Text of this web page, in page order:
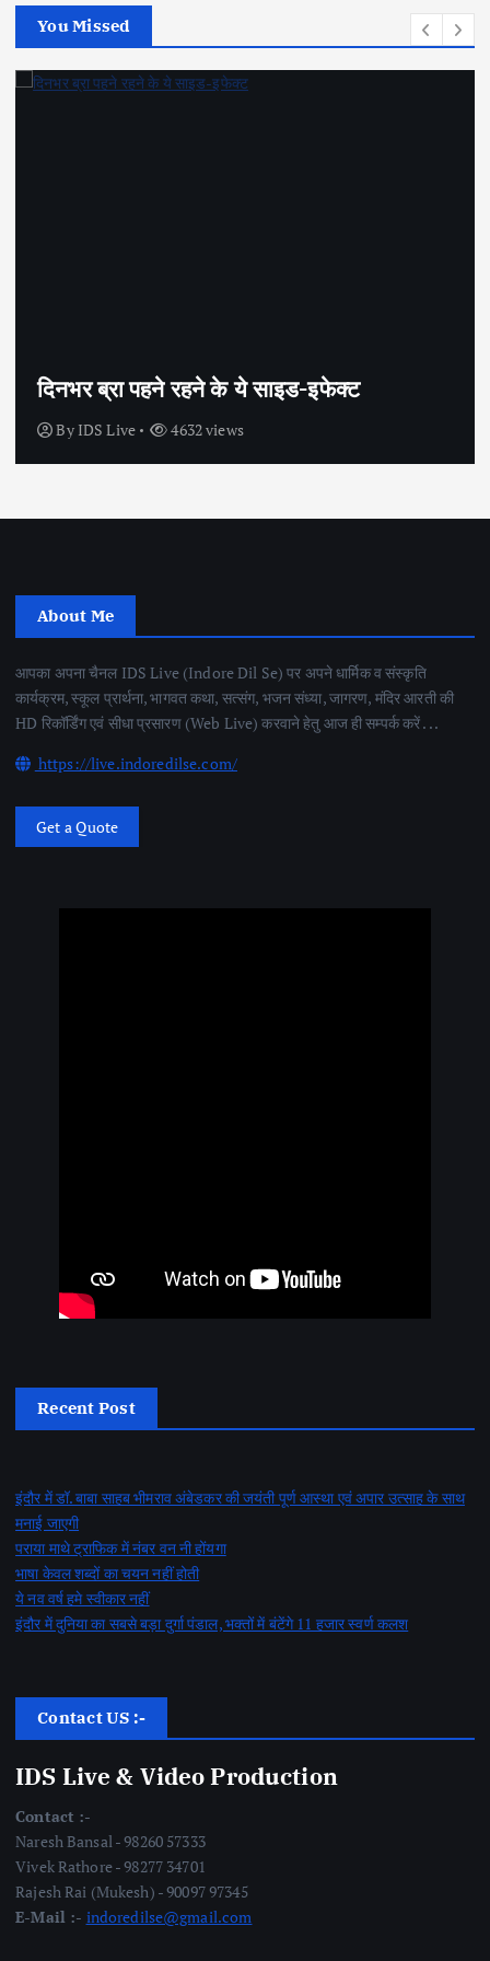
You Missed
सेक्स के अलावा भी कंडोम का उपयोग है?
By IDS Live 4445 views
About Me
आपका अपना चैनल IDS Live (Indore Dil Se) पर अपने धार्मिक व संस्कृति
कार्यक्रम, स्कूल प्रार्थना, भागवत कथा, सत्संग, भजन संध्या, जागरण, मंदिर आरती की
HD रिकॉर्डिंग एवं सीधा प्रसारण (Web Live) करवाने हेतु आज ही सम्पर्क करें . . .
https://live.indoredilse.com/
Get a Quote
Recent Post
इंदौर में डॉ. बाबा साहब भीमराव अंबेडकर की जयंती पूर्ण आस्था एवं अपार उत्साह के साथ
मनाई जाएगी
पराया माथे ट्राफिक में नंबर वन नी होंयगा
भाषा केवल शब्दों का चयन नहीं होती
ये नव वर्ष हमे स्वीकार नहीं
इंदौर में दुनिया का सबसे बड़ा दुर्गा पंडाल, भक्तों में बंटेंगे 11 हजार स्वर्ण कलश
Contact US :-
IDS Live & Video Production
Contact :-
Naresh Bansal - 98260 57333
Vivek Rathore - 98277 34701
Rajesh Rai (Mukesh) - 90097 97345
E-Mail :- indoredilse@gmail.com